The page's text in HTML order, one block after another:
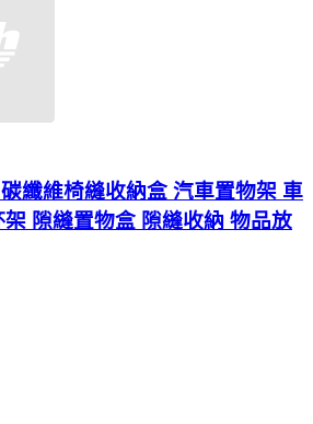
纖維椅縫收納盒 汽車置物架 車
隙縫置物盒 隙縫收納 物品放